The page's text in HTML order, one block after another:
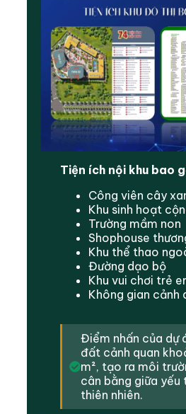
Tiện ích nội khu bao
Công viên cây
Khu sinh hoạt
Trường mầm non
Shophouse
Khu thể thao
Đường dạo bộ
Khu vui chơi trẻ
Không gian cảnh
Điểm nhấn của dự
đất cảnh quan
m², tạo ra môi
cân bằng giữa yếu
thiên nhiên.